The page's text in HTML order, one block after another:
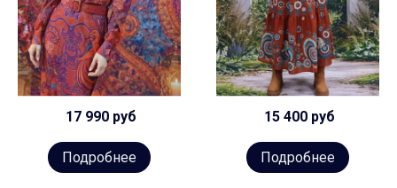
17 990 руб
Подробнее
15 400 руб
Подробнее